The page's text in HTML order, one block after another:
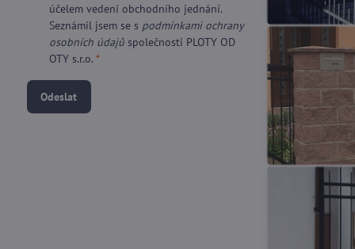
účelem vedení obchodního jednání.
Seznámil jsem se s podmínkami ochrany
osobních údajů společnosti PLOTY OD
OTY s.r.o. *
Odeslat